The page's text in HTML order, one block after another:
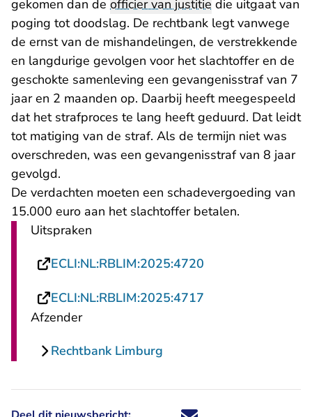
gekomen dan de officier van justitie die uitgaat van
poging tot doodslag. De rechtbank legt vanwege
de ernst van de mishandelingen, de verstrekkende
en langdurige gevolgen voor het slachtoffer en de
geschokte samenleving een gevangenisstraf van 7
jaar en 2 maanden op. Daarbij heeft meegespeeld
dat het strafproces te lang heeft geduurd. Dat leidt
tot matiging van de straf. Als de termijn niet was
overschreden, was een gevangenisstraf van 8 jaar
gevolgd.
De verdachten moeten een schadevergoeding van
15.000 euro aan het slachtoffer betalen.
Uitspraken
ECLI:NL:RBLIM:2025:4720
ECLI:NL:RBLIM:2025:4717
Afzender
Rechtbank Limburg